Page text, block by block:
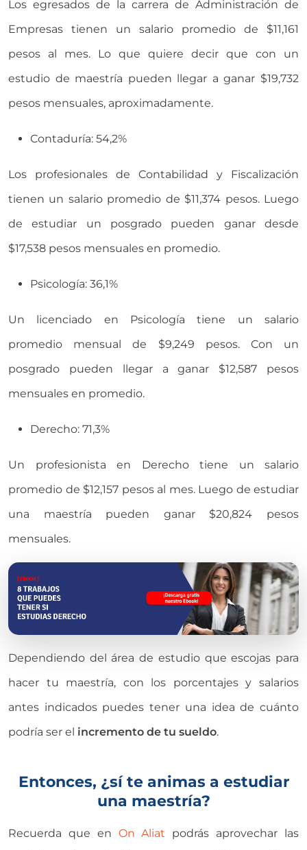
Los egresados de la carrera de Administración de
Empresas tienen un salario promedio de $11,161
pesos al mes. Lo que quiere decir que con un
estudio de maestría pueden llegar a ganar $19,732
pesos mensuales, aproximadamente.
Contaduría: 54,2%
Los profesionales de Contabilidad y Fiscalización
tienen un salario promedio de $11,374 pesos. Luego
de estudiar un posgrado pueden ganar desde
$17,538 pesos mensuales en promedio.
Psicología: 36,1%
Un licenciado en Psicología tiene un salario
promedio mensual de $9,249 pesos. Con un
posgrado pueden llegar a ganar $12,587 pesos
mensuales en promedio.
Derecho: 71,3%
Un profesionista en Derecho tiene un salario
promedio de $12,157 pesos al mes. Luego de estudiar
una maestría pueden ganar $20,824 pesos
mensuales.
Dependiendo del área de estudio que escojas para
hacer tu maestría, con los porcentajes y salarios
antes indicados puedes tener una idea de cuánto
podría ser el incremento de tu sueldo.
Entonces, ¿sí te animas a estudiar
una maestría?
Recuerda que en On Aliat podrás aprovechar las